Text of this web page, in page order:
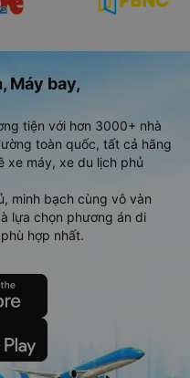
Máy bay,
tiện với hơn 3000+ nhà
toàn quốc, tất cả hãng
xe máy, xe du lịch phủ
minh bạch cùng vô vàn
lựa chọn phương án di
hợp nhất.